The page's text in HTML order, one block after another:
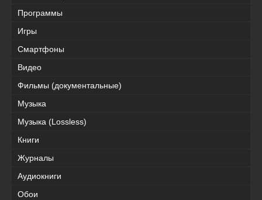
Программы
Игры
Смартфоны
Видео
Фильмы (документальные)
Музыка
Музыка (Lossless)
Книги
Журналы
Аудиокниги
Обои